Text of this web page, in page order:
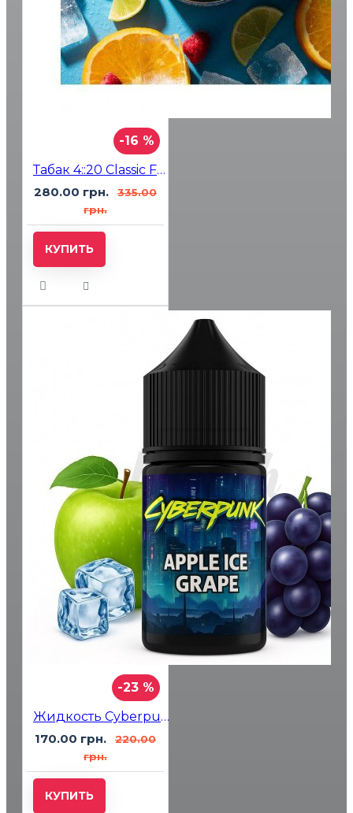
-16 %
Табак 4::20 Classic Frost Line Berry Citrus (Малина Апельсин Лайм) 100 гр
280.00 грн.
335.00
грн.
КУПИТЬ
-23 %
Жидкость Cyberpunk Apple Ice Grape (Яблоко Лёд Виноград) 30мл 5%
170.00 грн.
220.00
грн.
КУПИТЬ